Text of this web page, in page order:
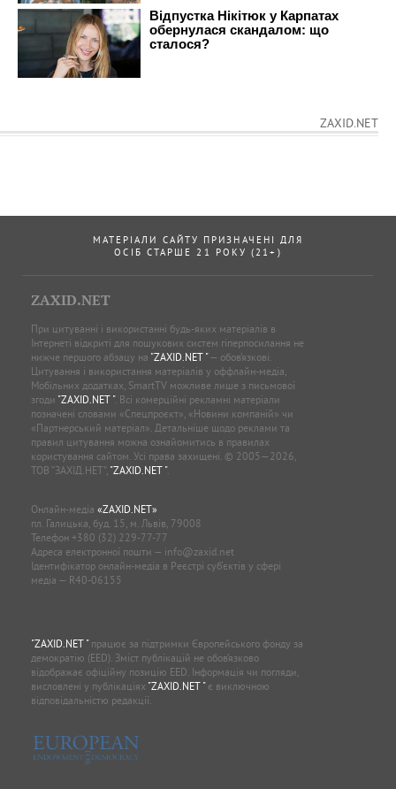
ZAXID.NET
МАТЕРІАЛИ САЙТУ ПРИЗНАЧЕНІ ДЛЯ
ОСІБ СТАРШЕ 21 РОКУ (21+)
ZAXID.NET
При цитуванні і використанні будь-яких матеріалів в
Інтернеті відкриті для пошукових систем гіперпосилання не
нижче першого абзацу на "ZAXID.NET "— обов’язкові.
Цитування і використання матеріалів у оффлайн-медіа,
Мобільних додатках, SmartTV можливе лише з письмової
згоди "ZAXID.NET ". Всі комерційні рекламні матеріали
позначені словами «Спецпроєкт», «Новини компаній» чи
«Партнерський матеріал». Детальніше щодо реклами та
правил цитування можна ознайомитись в правилах
користування сайтом. Усі права захищені. © 2005—2026,
ТОВ “ЗАХІД.НЕТ”, "ZAXID.NET ".
Онлайн-медіа «ZAXID.NET»
пл. Галицька, буд. 15, м. Львів, 79008
Телефон +380 (32) 229-77-77
Адреса електронної пошти — info@zaxid.net
Ідентифікатор онлайн-медіа в Реєстрі суб'єктів у сфері
медіа — R40-06155
"ZAXID.NET "працює за підтримки Європейського фонду за
демократію (EED). Зміст публікацій не обов’язково
відображає офіційну позицію EED. Інформація чи погляди,
висловлені у публікаціях "ZAXID.NET "є виключною
відповідальністю редакції.